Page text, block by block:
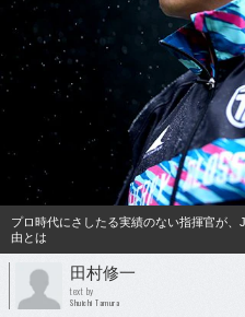
プロ時代にさしたる実績のない指揮官が
由とは
田村修一
text by
Shuichi Tamura